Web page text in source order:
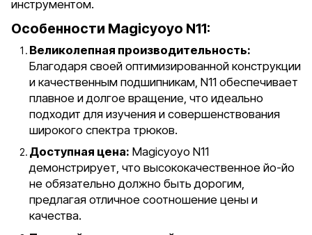
инструментом.
Особенности Magicyoyo N11:
Великолепная производительность:
Благодаря своей оптимизированной конструкции
и качественным подшипникам, N11 обеспечивает
плавное и долгое вращение, что идеально
подходит для изучения и совершенствования
широкого спектра трюков.
Доступная цена: Magicyoyo N11
демонстрирует, что высококачественное йо-йо
не обязательно должно быть дорогим,
предлагая отличное соотношение цены и
качества.